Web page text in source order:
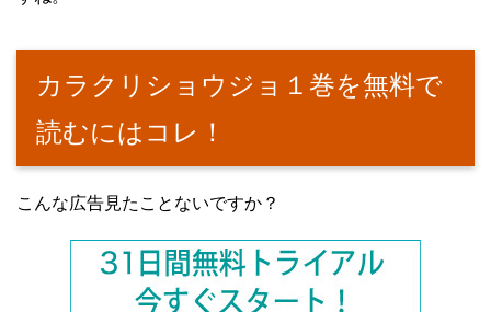
カラクリショウジョ１巻を無料で
読むにはコレ！
こんな広告見たことないですか？